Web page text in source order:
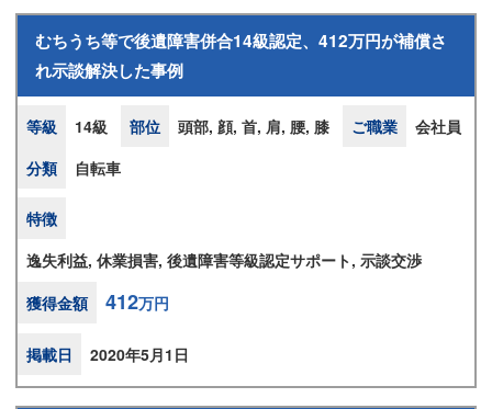
むちうち等で後遺障害併合14級認定、412万円が補償さ
れ示談解決した事例
等級 14級 部位 頭部, 顔, 首, 肩, 腰, 膝 ご職業
会社員
分類
自転車
特徴
逸失利益, 休業損害, 後遺障害等級認定サポート, 示談交渉
獲得金額
412万円
掲載日 2020年5月1日